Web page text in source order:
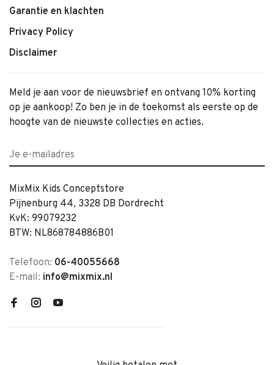
Garantie en klachten
Privacy Policy
Disclaimer
Meld je aan voor de nieuwsbrief en ontvang 10% korting
op je aankoop! Zo ben je in de toekomst als eerste op de
hoogte van de nieuwste collecties en acties.
MixMix Kids Conceptstore
Pijnenburg 44, 3328 DB Dordrecht
KvK: 99079232
BTW: NL868784886B01
Telefoon: 06-40055668
E-mail: info@mixmix.nl